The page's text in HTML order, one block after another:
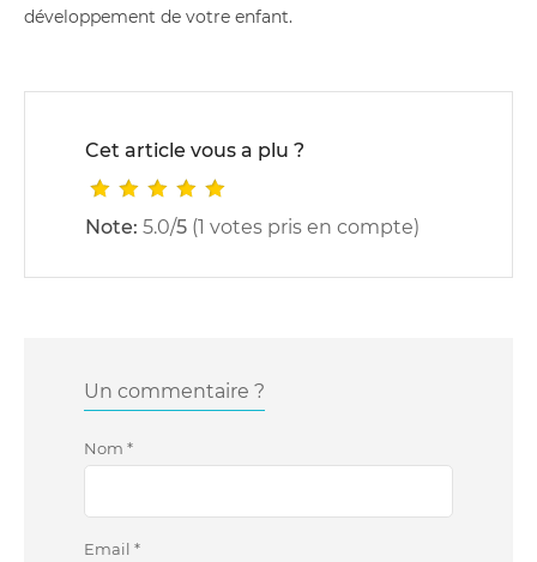
développement de votre enfant.
Cet article vous a plu ?
Note: 5.0/5 (1 votes pris en compte)
Un commentaire ?
Nom *
Email *